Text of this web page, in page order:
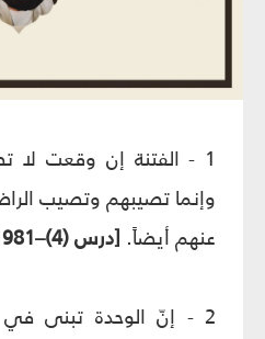
1 - الفتنة إن وقعت
وإنما تصيبهم وتصيب
عنهم أيضاً. [درس (4)–1981].
2 - إنّ الوحدة تبنى في